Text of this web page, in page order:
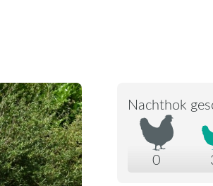
Nachthok
0